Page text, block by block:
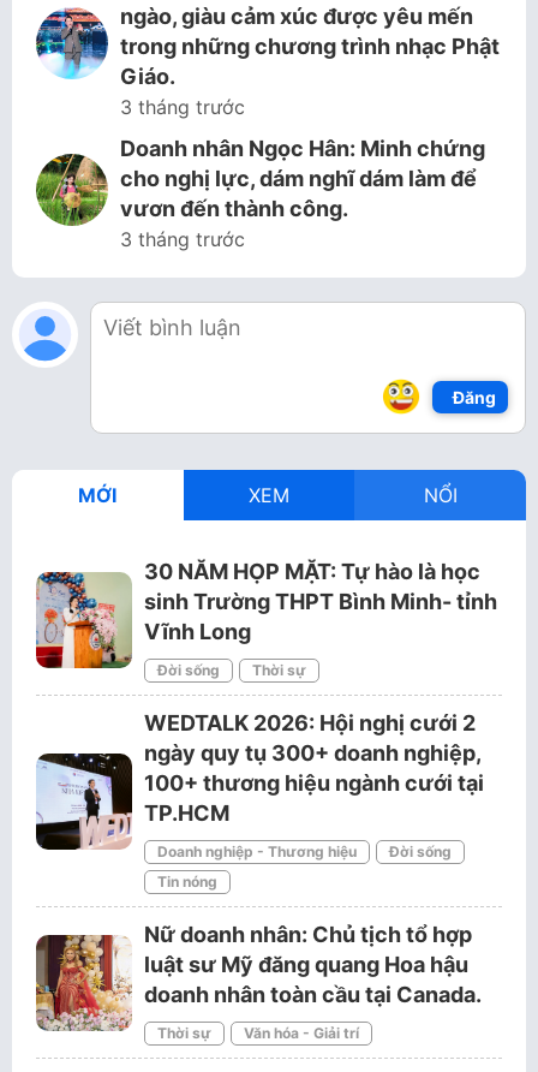
ngào, giàu cảm xúc được yêu mến
trong những chương trình nhạc Phật
Giáo.
3 tháng trước
Doanh nhân Ngọc Hân: Minh chứng
cho nghị lực, dám nghĩ dám làm để
vươn đến thành công.
3 tháng trước
Đăng
MỚI XEM NỔI
30 NĂM HỌP MẶT: Tự hào là học
sinh Trường THPT Bình Minh- tỉnh
Vĩnh Long
Đời sống Thời sự
WEDTALK 2026: Hội nghị cưới 2
ngày quy tụ 300+ doanh nghiệp,
100+ thương hiệu ngành cưới tại
TP.HCM
Doanh nghiệp - Thương hiệu
Đời sống
Tin nóng
Nữ doanh nhân: Chủ tịch tổ hợp
luật sư Mỹ đăng quang Hoa hậu
doanh nhân toàn cầu tại Canada.
Thời sự Văn hóa - Giải trí